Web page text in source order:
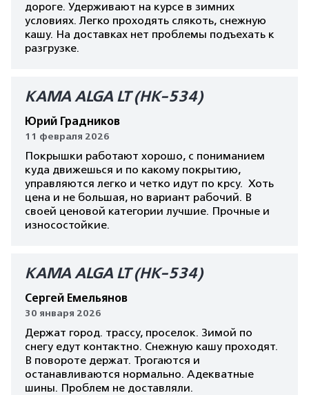
дороге. Удерживают на курсе в зимних
условиях. Легко проходять слякоть, снежную
кашу. На доставках нет проблемы подъехать к
разгрузке.
КАМА ALGA LT (HK-534)
Юрий Градников
11 февраля 2026
Покрышки работают хорошо, с пониманием
куда движешься и по какому покрытию,
управляются легко и четко идут по крсу. Хоть
цена и не большая, но вариант рабочий. В
своей ценовой категории лучшие. Прочные и
износостойкие.
КАМА ALGA LT (HK-534)
Сергей Емельянов
30 января 2026
Держат город. трассу, проселок. Зимой по
снегу едут контактно. Снежную кашу проходят.
В повороте держат. Трогаются и
останавливаются нормально. Адекватные
шины. Проблем не доставляли.